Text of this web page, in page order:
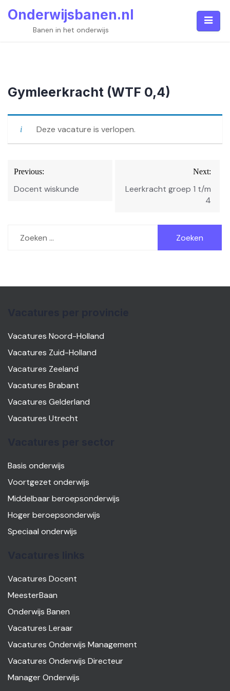
Onderwijsbanen.nl
Banen in het onderwijs
Gymleerkracht (WTF 0,4)
Deze vacature is verlopen.
Bericht
navigatie
Previous:
Docent wiskunde
Next:
Leerkracht groep 1 t/m
4
naar:
Vacatures Noord-Holland
Vacatures Zuid-Holland
Vacatures Zeeland
Vacatures Brabant
Vacatures Gelderland
Vacatures Utrecht
Basis onderwijs
Voortgezet onderwijs
Middelbaar beroepsonderwijs
Hoger beroepsonderwijs
Speciaal onderwijs
Vacatures Docent
MeesterBaan
Onderwijs Banen
Vacatures Leraar
Vacatures Onderwijs Management
Vacatures Onderwijs Directeur
Manager Onderwijs